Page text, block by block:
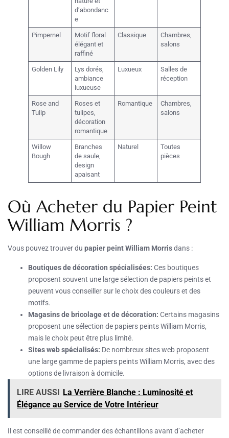
d’abondanc
e
Pimpernel
Motif floral
élégant et
raffiné
Classique
Chambres,
salons
Golden Lily
Lys dorés,
ambiance
luxueuse
Luxueux
Salles de
réception
Rose and
Tulip
Roses et
tulipes,
décoration
romantique
Romantique
Chambres,
salons
Willow
Bough
Branches
de saule,
design
apaisant
Naturel
Toutes
pièces
Où Acheter du Papier Peint
William Morris ?
Vous pouvez trouver du papier peint William Morrisdans :
Boutiques de décoration spécialisées: Ces boutiques
proposent souvent une large sélection de papiers peints et
peuvent vous conseiller sur le choix des couleurs et des
motifs.
Magasins de bricolage et de décoration: Certains magasins
proposent une sélection de papiers peints William Morris,
mais le choix peut être plus limité.
Sites web spécialisés: De nombreux sites web proposent
une large gamme de papiers peints William Morris, avec des
options de livraison à domicile.
LIRE AUSSI La Verrière Blanche : Luminosité et
Élégance au Service de Votre Intérieur
Il est conseillé de commander des échantillons avant d’acheter